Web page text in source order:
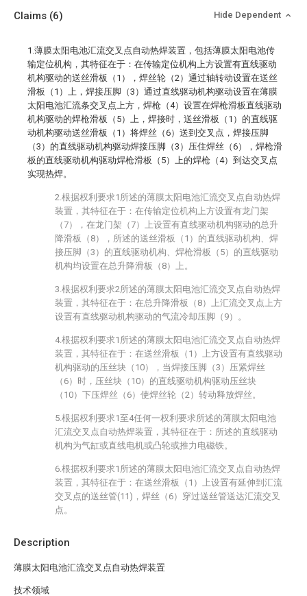
Description
薄膜太阳电池汇流交叉点自动热焊装置
技术领域
Claims (6) Hide Dependent
1.薄膜太阳电池汇流交叉点自动热焊装置，包括薄膜太阳电池传
输定位机构，其特征在于：在传输定位机构上方设置有直线驱动
机构驱动的送丝滑板（1），焊丝轮（2）通过轴转动设置在送丝
滑板（1）上，焊接压脚（3）通过直线驱动机构驱动设置在薄膜
太阳电池汇流条交叉点上方，焊枪（4）设置在焊枪滑板直线驱动
机构驱动的焊枪滑板（5）上，焊接时，送丝滑板（1）的直线驱
动机构驱动送丝滑板（1）将焊丝（6）送到交叉点，焊接压脚
（3）的直线驱动机构驱动焊接压脚（3）压住焊丝（6），焊枪滑
板的直线驱动机构驱动焊枪滑板（5）上的焊枪（4）到达交叉点
实现热焊。
2.根据权利要求1所述的薄膜太阳电池汇流交叉点自动热焊
装置，其特征在于：在传输定位机构上方设置有龙门架
（7），在龙门架（7）上设置有直线驱动机构驱动的总升
降滑板（8），所述的送丝滑板（1）的直线驱动机构、焊
接压脚（3）的直线驱动机构、焊枪滑板（5）的直线驱动
机构均设置在总升降滑板（8）上。
3.根据权利要求2所述的薄膜太阳电池汇流交叉点自动热焊
装置，其特征在于：在总升降滑板（8）上汇流交叉点上方
设置有直线驱动机构驱动的气流冷却压脚（9）。
4.根据权利要求1所述的薄膜太阳电池汇流交叉点自动热焊
装置，其特征在于：在送丝滑板（1）上方设置有直线驱动
机构驱动的压丝块（10），当焊接压脚（3）压紧焊丝
（6）时，压丝块（10）的直线驱动机构驱动压丝块
（10）下压焊丝（6）使焊丝轮（2）转动释放焊丝。
5.根据权利要求1至4任何一权利要求所述的薄膜太阳电池
汇流交叉点自动热焊装置，其特征在于：所述的直线驱动
机构为气缸或直线电机或凸轮或推力电磁铁。
6.根据权利要求1所述的薄膜太阳电池汇流交叉点自动热焊
装置，其特征在于：在送丝滑板（1）上设置有延伸到汇流
交叉点的送丝管(11)，焊丝（6）穿过送丝管送达汇流交叉
点。